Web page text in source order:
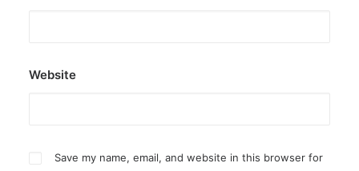
Website
Save my name, email, and website in this browser for